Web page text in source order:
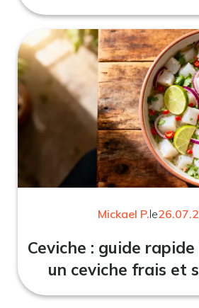
Mickael P.le
Ceviche : guide
un ceviche frais et